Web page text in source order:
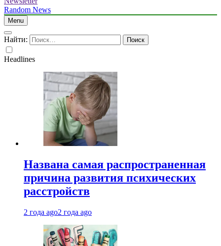
Random News
Menu
Найти:
Headlines
Названа самая распространенная
причина развития психических
расстройств
2 года ago2 года ago